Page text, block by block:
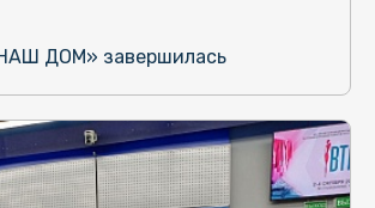
ДОМ» завершилась